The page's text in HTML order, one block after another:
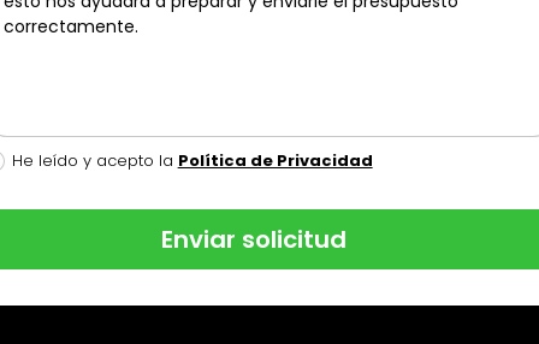
He leído y acepto la Política de Privacidad
Enviar solicitud